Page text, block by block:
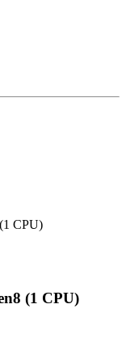
CPU)
(1 CPU)